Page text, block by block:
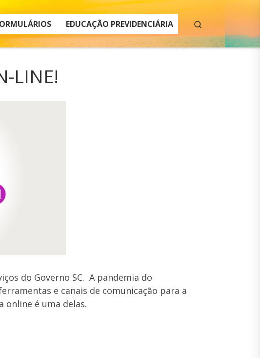
EDUCAÇÃO PREVIDENCIÁRIA
LINE!
do Governo SC. A pandemia do
e canais de comunicação para a
é uma delas.